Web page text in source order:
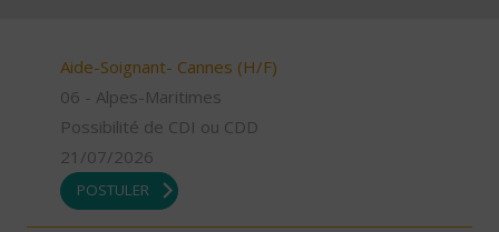
Aide-Soignant- Cannes (H/F)
06 - Alpes-Maritimes
Possibilité de CDI ou CDD
21/07/2026
POSTULER